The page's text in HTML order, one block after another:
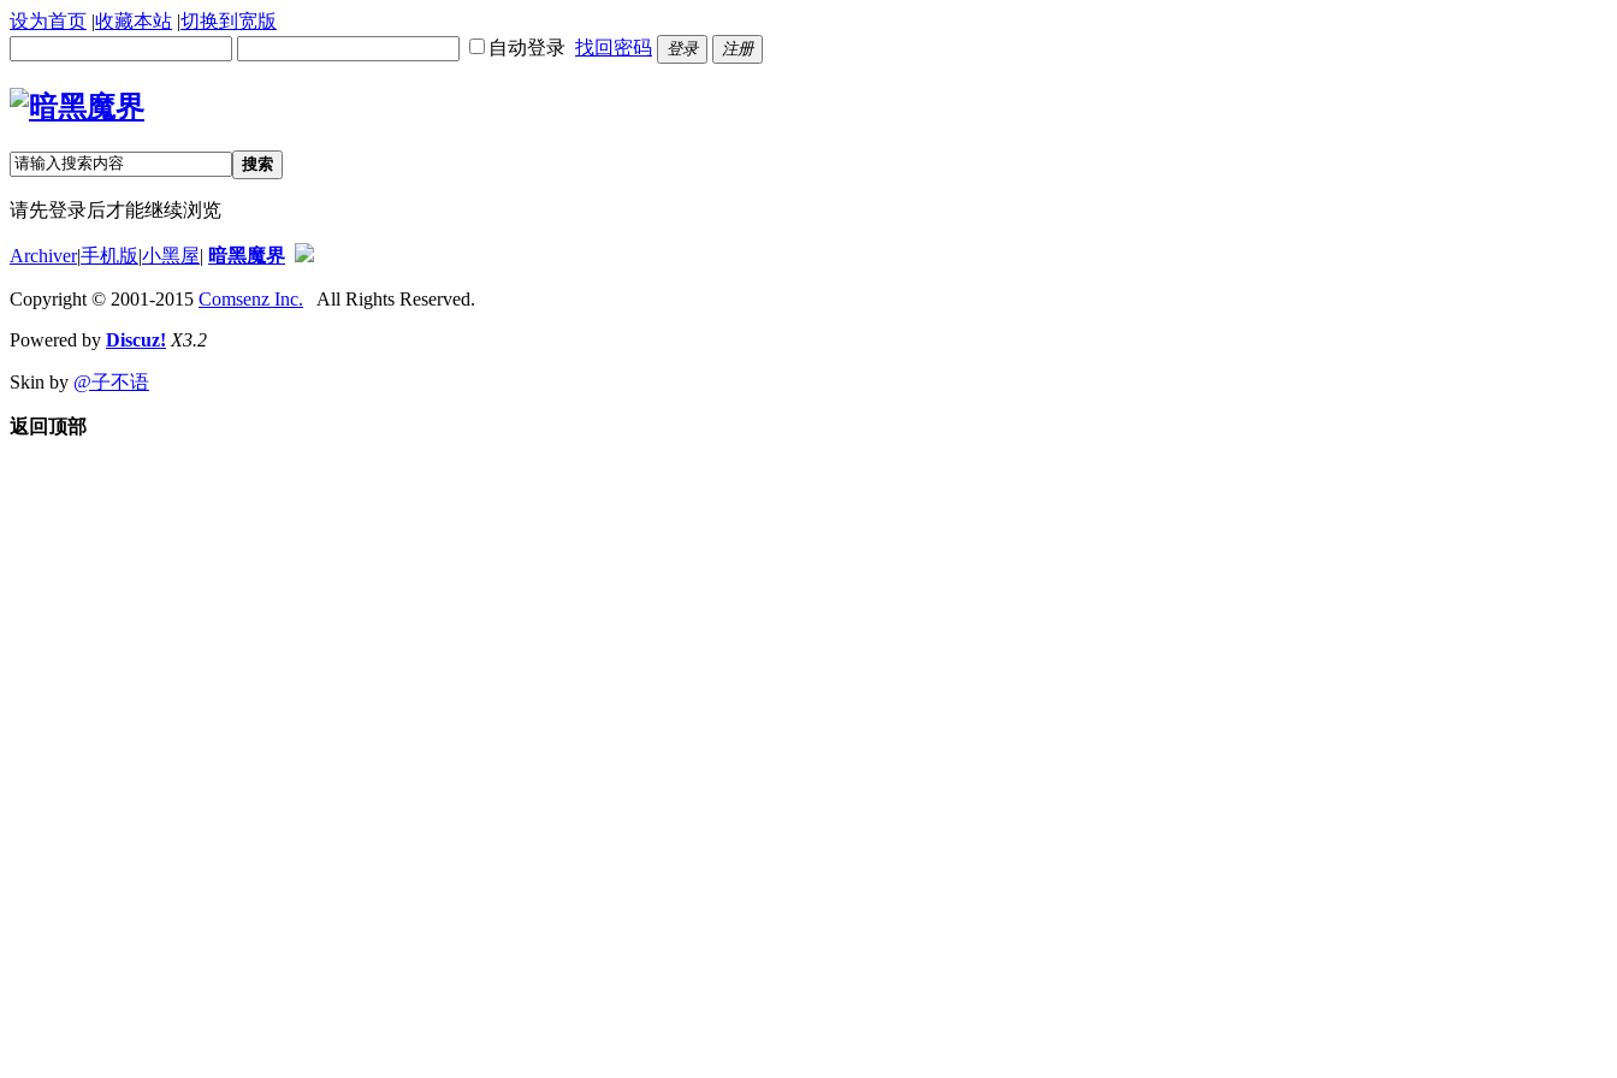
设为首页 |收藏本站 |切换到宽版
自动登录 找回密码 登录 注册
搜索
请先登录后才能继续浏览
Archiver|手机版|小黑屋| 暗黑魔界
Copyright © 2001-2015 Comsenz Inc. All Rights Reserved.
Powered by Discuz! X3.2
Skin by @子不语
返回顶部